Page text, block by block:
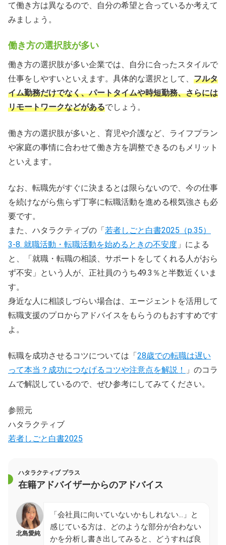
て働き方は異なるので、自分の希望と合っているか考えて
みましょう。
働き方の選択肢が多い
働き方の選択肢が多い企業では、自分に合ったスタイルで
仕事をしやすいといえます。具体的な選択として、 フルタ
イム勤務だけでなく、パートタイムや時短勤務、さらには
リモートワークなどがあるでしょう。
働き方の選択肢が多いと、育児や介護など、ライフプラン
や家庭の事情に合わせて働き方を調整できるのもメリット
といえます。
なお、転職先がすぐに決まるとは限らないので、今の仕事
を続けながら焦らず丁寧に転職活動を進める根気強さも必
要です。
また、ハタラクティブの「 若者しごと白書2025（p.35）
3-8. 就職活動・転職活動を始めるときの不安度 」による
と、「就職・転職の相談、サポートをしてくれる人がおら
ず不安」という人が、正社員のうち49.3％と半数近くいま
す。
身近な人に相談しづらい場合は、エージェントを活用して
転職支援のプロからアドバイスをもらうのもおすすめです
よ。
転職を成功させるコツについては「 28歳での転職は遅い
って本当？成功につなげるコツや注意点を解説！
」のコラ
ムで解説しているので、ぜひ参考にしてみてください。
参照元
ハタラクティブ
若者しごと白書2025
ハタラクティブ プラス
在籍アドバイザーからのアドバイス
北島愛純
「会社員に向いていないかもしれない…」と
感じている方は、どのような部分が合わない
かを分析し書き出してみると、どうすれば良